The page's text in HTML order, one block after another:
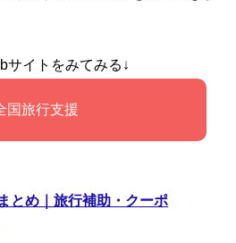
サイトをみてみる↓
国旅行支援
とめ｜旅行補助・クーポ